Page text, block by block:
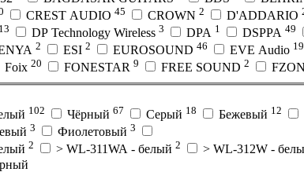
CREST AUDIO 45 CROWN 2 D'ADDARIO
13 DP Technology Wireless 3 DPA 1 DSPPA 49
2 ESI 2 EUROSOUND 46 EVE Audio 19
Foix 20 FONESTAR 9 FREE SOUND 2
102 Чёрный 67 Серый 18 Бежевый 12
3 Фиолетовый 3
2 > WL-311WA - белый 2 > WL-312W -